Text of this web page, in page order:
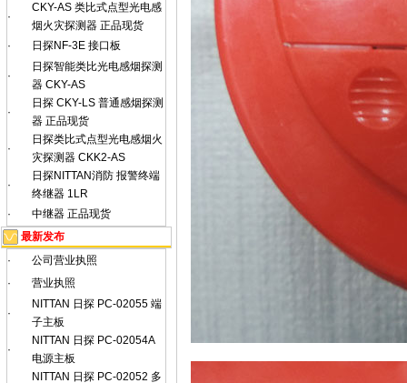
·
CKY-AS 类比式点型光电感
烟火灾探测器 正品现货
·
日探NF-3E 接口板
·
日探智能类比光电感烟探测
器 CKY-AS
·
日探 CKY-LS 普通感烟探测
器 正品现货
·
日探类比式点型光电感烟火
灾探测器 CKK2-AS
·
日探NITTAN消防 报警终端
终继器 1LR
·
中继器 正品现货
最新发布
·
公司营业执照
·
营业执照
·
NITTAN 日探 PC-02055 端
子主板
·
NITTAN 日探 PC-02054A
电源主板
NITTAN 日探 PC-02052 多